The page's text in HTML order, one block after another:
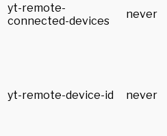
yt-remote-
connected-devices
never
yt-remote-device-id never